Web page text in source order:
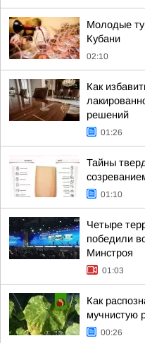
Молодые
Кубани
02:10
Как
решений
01:26
Тайны
01:10
Четыре
победили
Минстроя
01:03
Как
мучнистую
00:26